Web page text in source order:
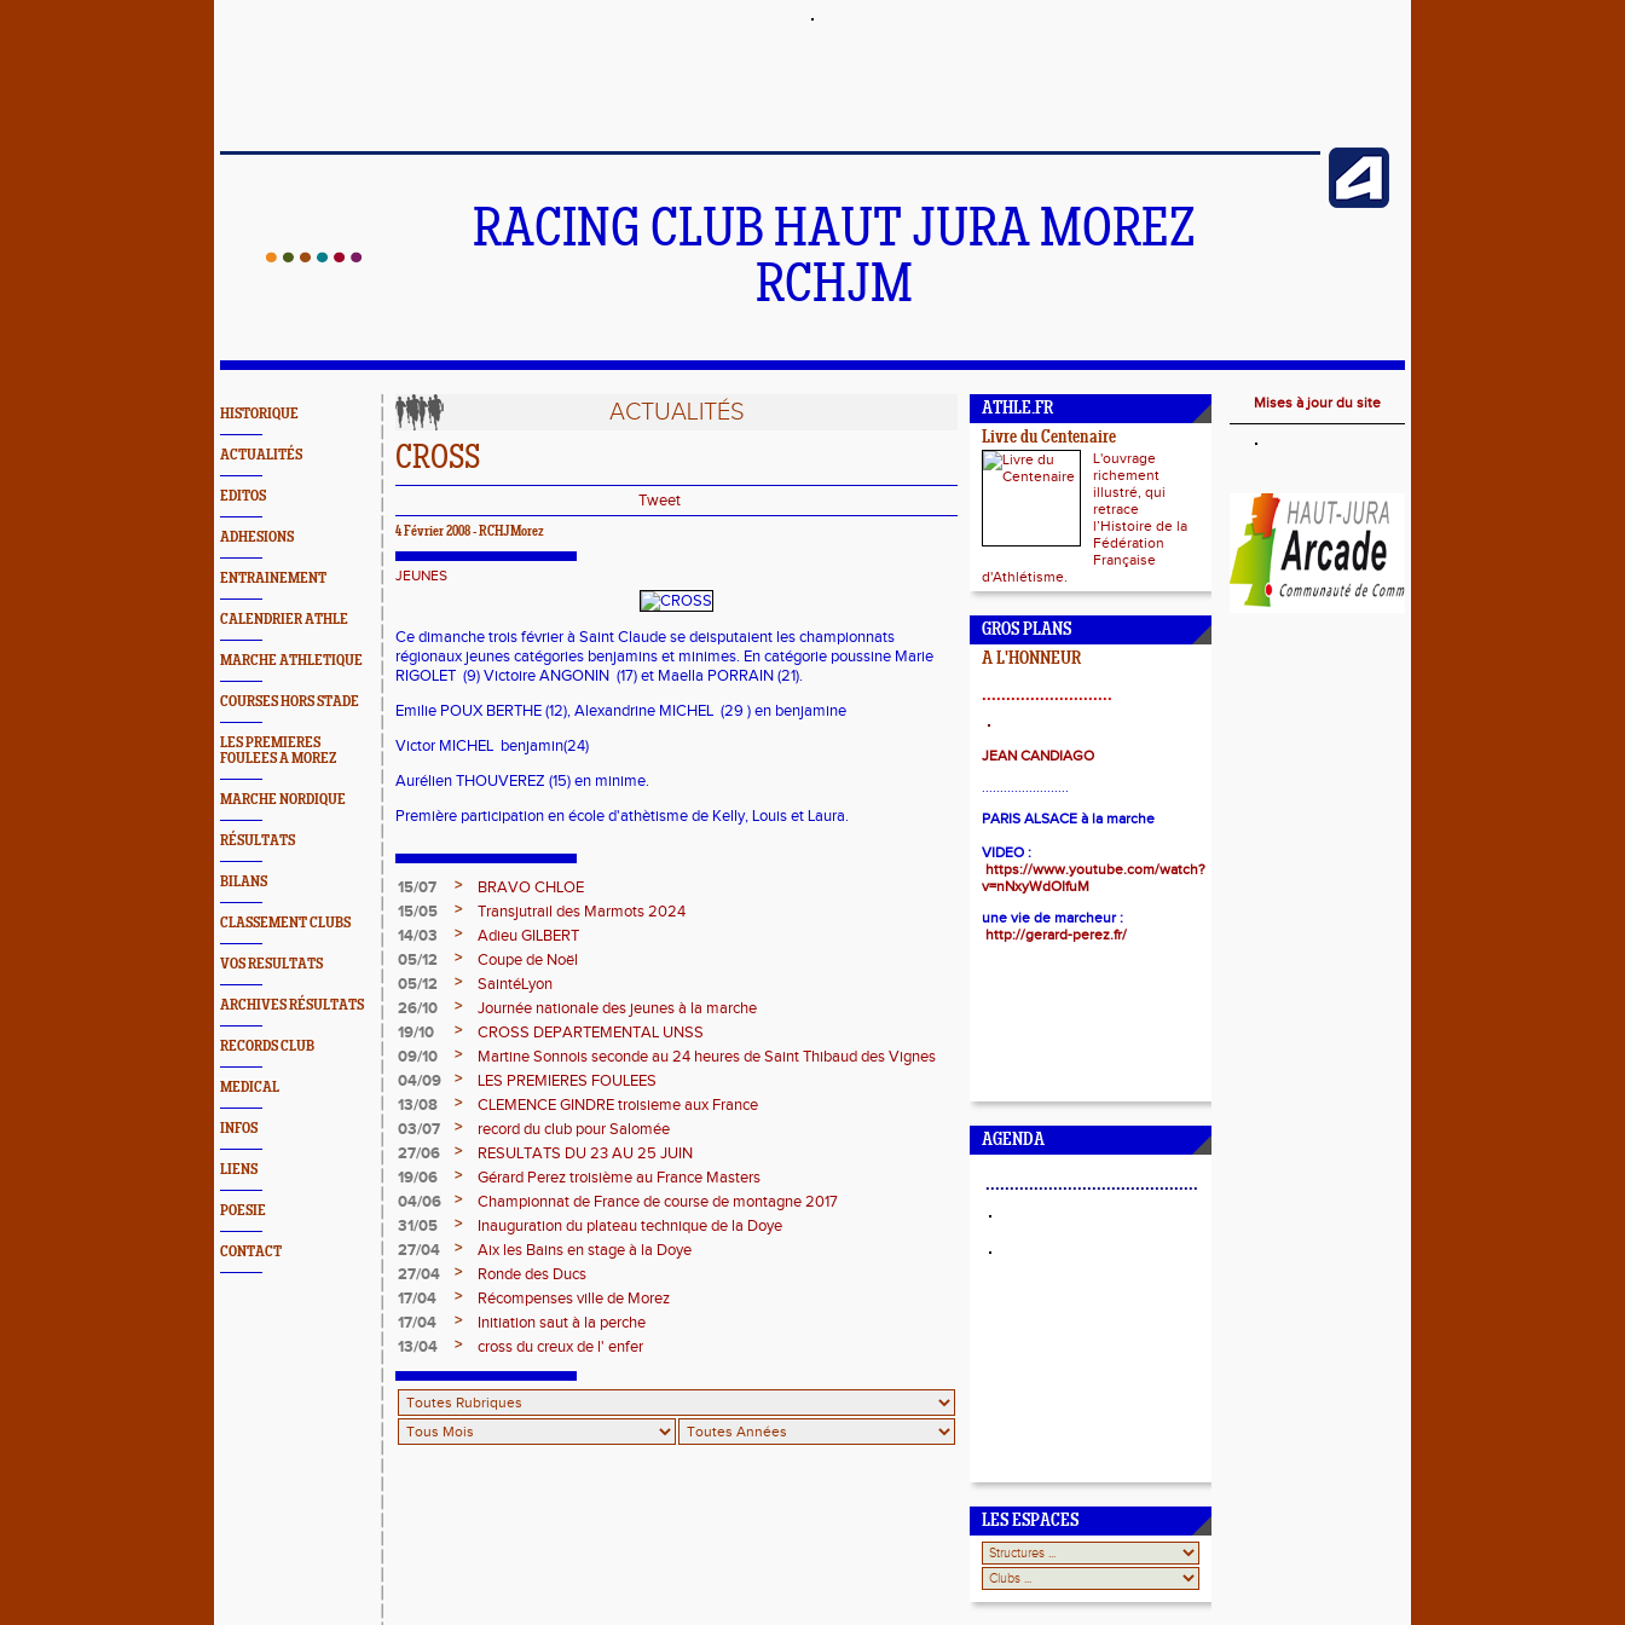
RACING CLUB HAUT JURA MOREZ
RCHJM
HISTORIQUE
ACTUALITÉS
EDITOS
ADHESIONS
ENTRAINEMENT
CALENDRIER ATHLE
MARCHE ATHLETIQUE
COURSES HORS STADE
LES PREMIERES
FOULEES A MOREZ
MARCHE NORDIQUE
RÉSULTATS
BILANS
CLASSEMENT CLUBS
VOS RESULTATS
ARCHIVES RÉSULTATS
RECORDS CLUB
MEDICAL
INFOS
LIENS
POESIE
CONTACT
ACTUALITÉS
CROSS
Tweet
4 Février 2008 - RCHJMorez
JEUNES
Ce dimanche trois février à Saint Claude se deisputaient les championnats
régionaux jeunes catégories benjamins et minimes. En catégorie poussine Marie
RIGOLET (9) Victoire ANGONIN (17) et Maella PORRAIN (21).
Emilie POUX BERTHE (12), Alexandrine MICHEL (29 ) en benjamine
Victor MICHEL benjamin(24)
Aurélien THOUVEREZ (15) en minime.
Première participation en école d'athètisme de Kelly, Louis et Laura.
15/07 >
BRAVO CHLOE
15/05
>
Transjutrail des Marmots 2024
14/03
>
Adieu GILBERT
05/12
>
Coupe de Noël
05/12
>
SaintéLyon
26/10
>
Journée nationale des jeunes à la marche
19/10
>
CROSS DEPARTEMENTAL UNSS
09/10
>
Martine Sonnois seconde au 24 heures de Saint Thibaud des Vignes
04/09
>
LES PREMIERES FOULEES
13/08
>
CLEMENCE GINDRE troisieme aux France
03/07
>
record du club pour Salomée
27/06
>
RESULTATS DU 23 AU 25 JUIN
19/06
>
Gérard Perez troisième au France Masters
04/06
>
Championnat de France de course de montagne 2017
31/05
>
Inauguration du plateau technique de la Doye
27/04
>
Aix les Bains en stage à la Doye
27/04
>
Ronde des Ducs
17/04
>
Récompenses ville de Morez
17/04
>
Initiation saut à la perche
13/04
> cross du creux de l' enfer
ATHLE.FR
Livre du Centenaire
L'ouvrage
richement
illustré, qui
retrace
l’Histoire de la
Fédération
Française
d'Athlétisme.
GROS PLANS
A L'HONNEUR
...........................
JEAN CANDIAGO
........................
PARIS ALSACE à la marche
VIDEO :
https://www.youtube.com/watch?
v=nNxyWdOIfuM
une vie de marcheur :
http://gerard-perez.fr/
AGENDA
............................................
LES ESPACES
Mises à jour du site